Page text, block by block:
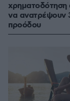
χρηματοδότηση
να ανατρέψουν
προόδου